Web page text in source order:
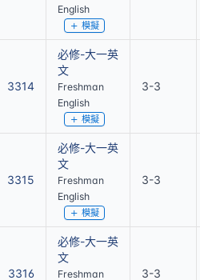
English
模擬
3314
必修-大一英
文
Freshman
English
模擬
3-3
3315
必修-大一英
文
Freshman
English
模擬
3-3
3316
必修-大一英
文
Freshman
3-3